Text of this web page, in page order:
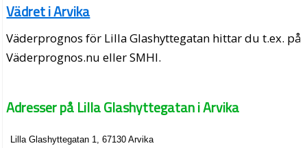
Vädret i Arvika
Väderprognos för Lilla Glashyttegatan hittar du t.ex. på
Väderprognos.nu eller SMHI.
Adresser på Lilla Glashyttegatan i Arvika
Lilla Glashyttegatan 1, 67130 Arvika